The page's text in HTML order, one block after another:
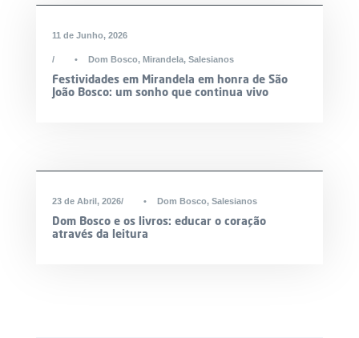
11 de Junho, 2026
• Dom Bosco, Mirandela, Salesianos
Festividades em Mirandela em honra de São
João Bosco: um sonho que continua vivo
23 de Abril, 2026 • Dom Bosco, Salesianos
Dom Bosco e os livros: educar o coração
através da leitura